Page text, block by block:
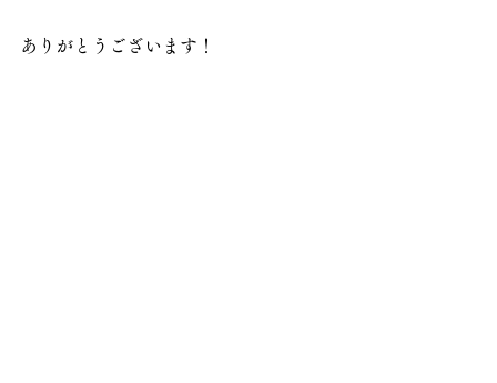
ありがとうございます！